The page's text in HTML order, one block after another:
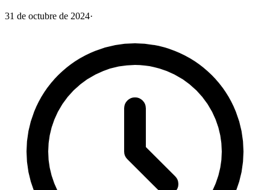
31 de octubre de 2024·